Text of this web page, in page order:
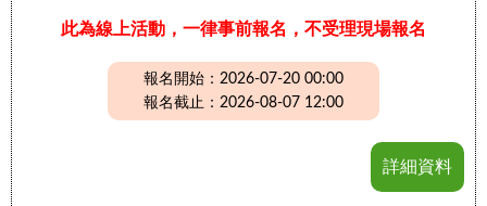
此為線上活動，一律事前報名，不受理現場報名
報名開始：2026-07-20 00:00
報名截止：2026-08-07 12:00
詳細資料